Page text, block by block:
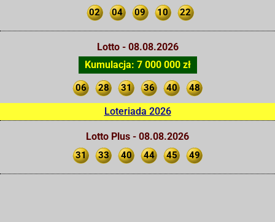
02 04 09 10 22
Lotto - 08.08.2026
Kumulacja: 7 000 000 zł
06 28 31 36 40 48
Loteriada 2026
Lotto Plus - 08.08.2026
31 33 40 44 45 49